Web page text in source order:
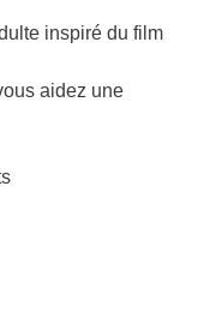
inspiré du film
aidez une